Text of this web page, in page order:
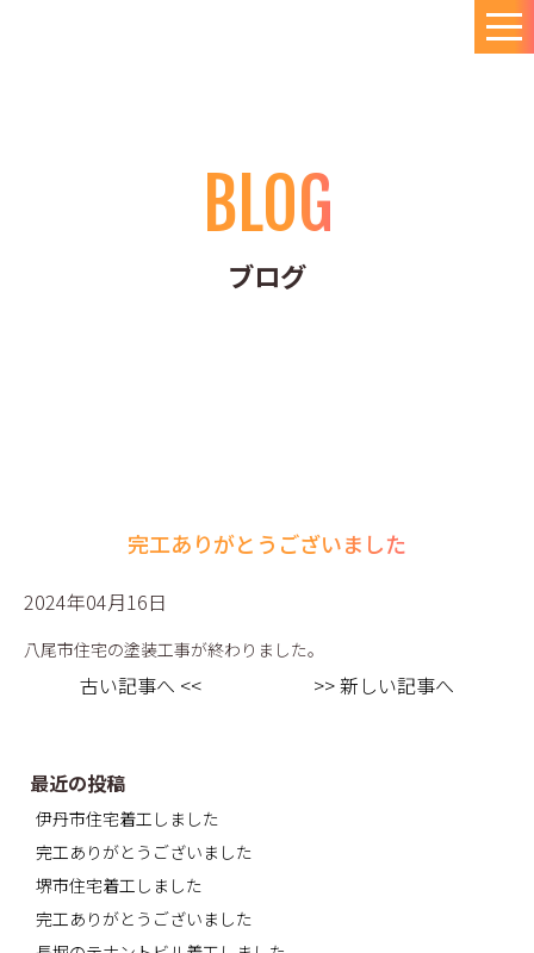
BLOG
ブログ
完工ありがとうございました
2024年04月16日
八尾市住宅の塗装工事が終わりました。
古い記事へ << >> 新しい記事へ
最近の投稿
伊丹市住宅着工しました
完工ありがとうございました
堺市住宅着工しました
完工ありがとうございました